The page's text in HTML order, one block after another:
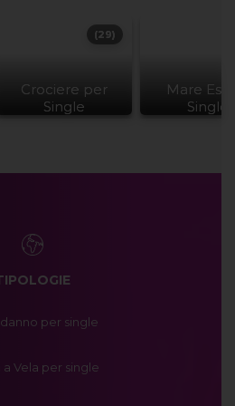
Crociere per
Single
(29)
Mare
Single
per single
a Vela per single